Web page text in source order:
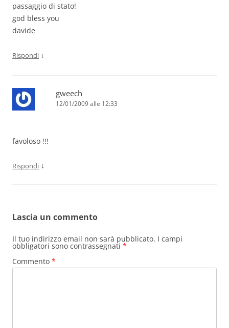
passaggio di stato!
god bless you
davide
Rispondi ↓
gweech
12/01/2009 alle 12:33
favoloso !!!
Rispondi ↓
Lascia un commento
Il tuo indirizzo email non sarà pubblicato. I campi
obbligatori sono contrassegnati *
Commento *